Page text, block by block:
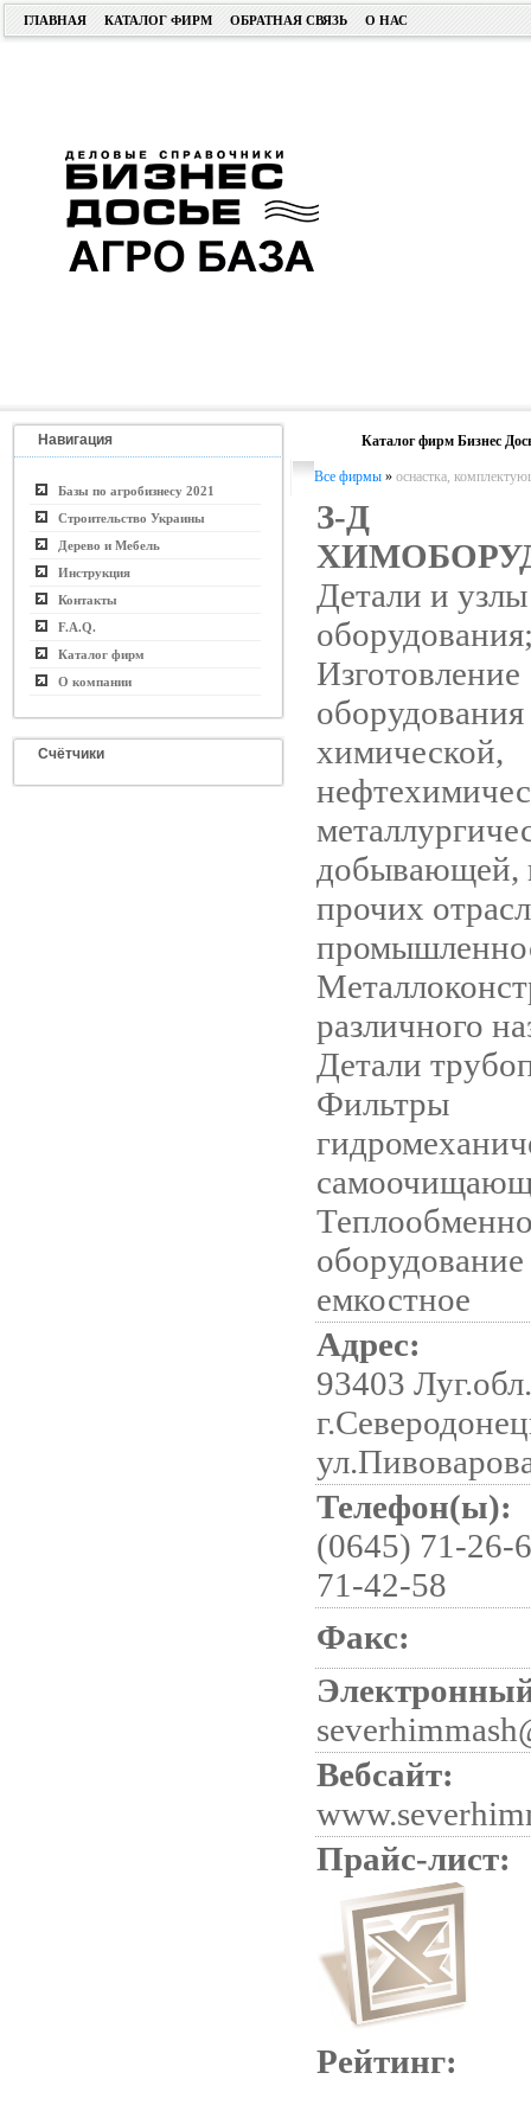
ГЛАВНАЯ КАТАЛОГ ФИРМ ОБРАТНАЯ СВЯЗЬ О НАС
Навигация
Базы по агробизнесу 2021
Строительство Украины
Дерево и Мебель
Инструкция
Контакты
F.A.Q.
Каталог фирм
О компании
Счётчики
Каталог фирм Бизнес
Все фирмы » оснастка,
З-Д
Детали и
Изготовление
химической,
добывающей,
прочих
различного
Детали
Фильтры
емкостное
Адрес:
93403
Телефон(ы):
(0645) 71-26-
71-42-58
Факс:
Вебсайт:
Прайс-лист:
Рейтинг: